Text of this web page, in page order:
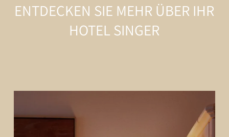
ENTDECKEN SIE MEHR ÜBER IHR
HOTEL SINGER